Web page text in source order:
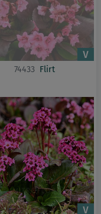
74433 Flirt